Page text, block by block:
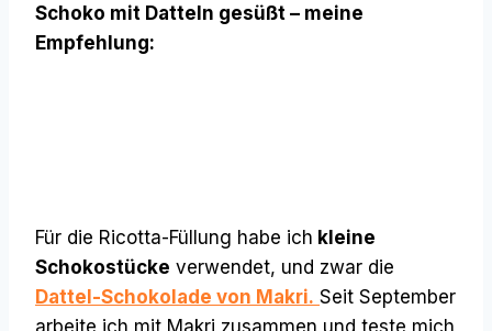
Schoko mit Datteln gesüßt – meine
Empfehlung:
Für die Ricotta-Füllung habe ich kleine
Schokostücke verwendet, und zwar die
Dattel-Schokolade von Makri. Seit September
arbeite ich mit Makri zusammen und teste mich